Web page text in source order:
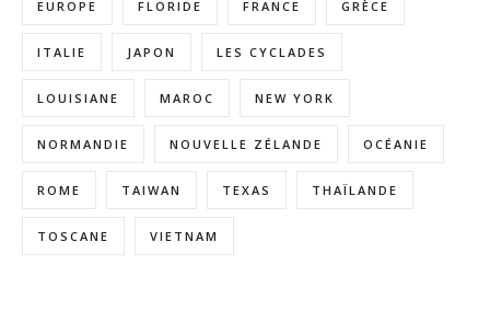
EUROPE FLORIDE FRANCE GRÈCE
ITALIE JAPON LES CYCLADES
LOUISIANE MAROC NEW YORK
NORMANDIE NOUVELLE ZÉLANDE OCÉANIE
ROME TAIWAN TEXAS THAÏLANDE
TOSCANE VIETNAM